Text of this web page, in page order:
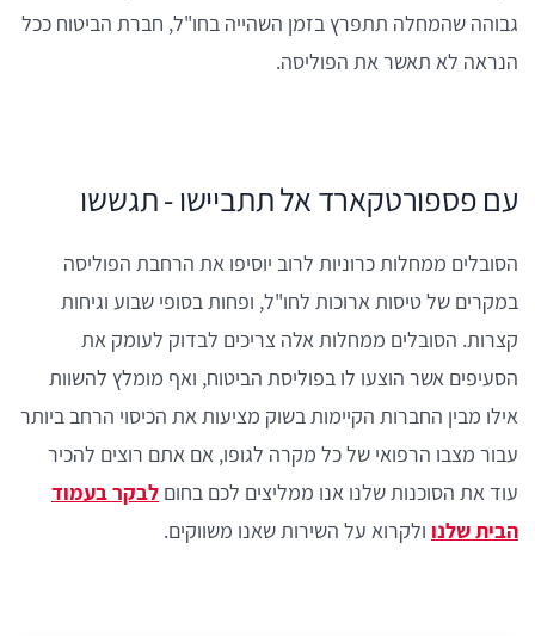
גבוהה שהמחלה תתפרץ בזמן השהייה בחו"ל, חברת הביטוח ככל
הנראה לא תאשר את הפוליסה.
עם פספורטקארד אל תתביישו - תגששו
הסובלים ממחלות כרוניות לרוב יוסיפו את הרחבת הפוליסה
במקרים של טיסות ארוכות לחו"ל, ופחות בסופי שבוע וגיחות
קצרות. הסובלים ממחלות אלה צריכים לבדוק לעומק את
הסעיפים אשר הוצעו לו בפוליסת הביטוח, ואף מומלץ להשוות
אילו מבין החברות הקיימות בשוק מציעות את הכיסוי הרחב ביותר
עבור מצבו הרפואי של כל מקרה לגופו, אם אתם רוצים להכיר
עוד את הסוכנות שלנו אנו ממליצים לכם בחום לבקר בעמוד
הבית שלנו ולקרוא על השירות שאנו משווקים.